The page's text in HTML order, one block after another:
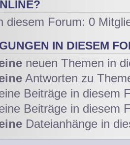
diesem Forum: 0
IN DIESEM
neuen Themen in
Antworten zu
Beiträge in diesem
Beiträge in diesem
Dateianhänge in